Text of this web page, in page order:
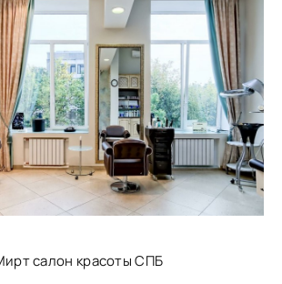
салон красоты СПБ